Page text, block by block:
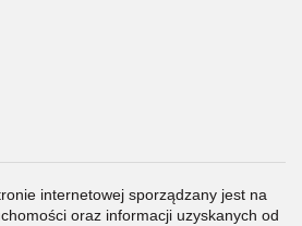
internetowej sporządzany jest na
oraz informacji uzyskanych od